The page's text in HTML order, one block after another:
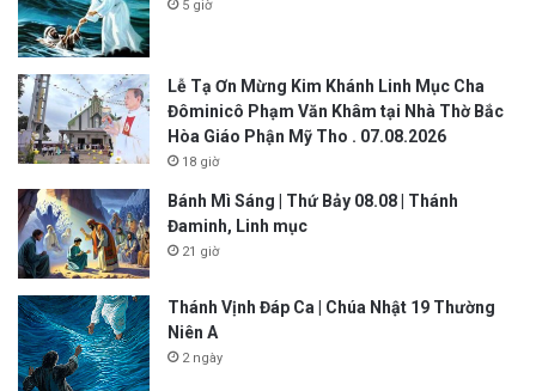
5 giờ
Lễ Tạ Ơn Mừng Kim Khánh Linh Mục Cha
Đôminicô Phạm Văn Khâm tại Nhà Thờ Bắc
Hòa Giáo Phận Mỹ Tho . 07.08.2026
18 giờ
Bánh Mì Sáng | Thứ Bảy 08.08 | Thánh
Đaminh, Linh mục
21 giờ
Thánh Vịnh Đáp Ca | Chúa Nhật 19 Thường
Niên A
2 ngày